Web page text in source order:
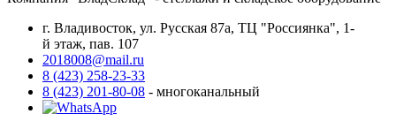
г. Владивосток, ул. Русская 87а, ТЦ "Россиянка", 1-
й этаж, пав. 107
2018008@mail.ru
8 (423) 258-23-33
8 (423) 201-80-08 - многоканальный